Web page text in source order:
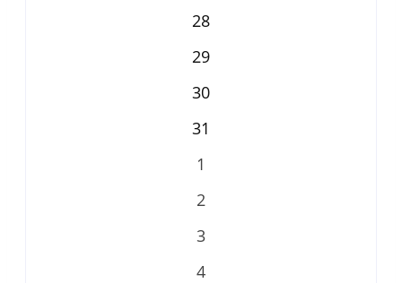
28
29
30
31
1
2
3
4